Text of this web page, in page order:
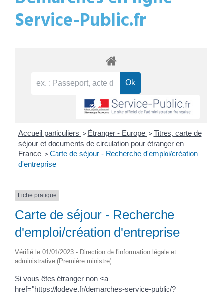
Service-Public.fr
Accueil particuliers > Étranger - Europe > Titres, carte de
séjour et documents de circulation pour étranger en
France > Carte de séjour - Recherche d'emploi/création
d'entreprise
Fiche pratique
Carte de séjour - Recherche
d'emploi/création d'entreprise
Vérifié le 01/01/2023 - Direction de l'information légale et
administrative (Première ministre)
Si vous êtes étranger non <a
href="https://lodeve.fr/demarches-service-public/?